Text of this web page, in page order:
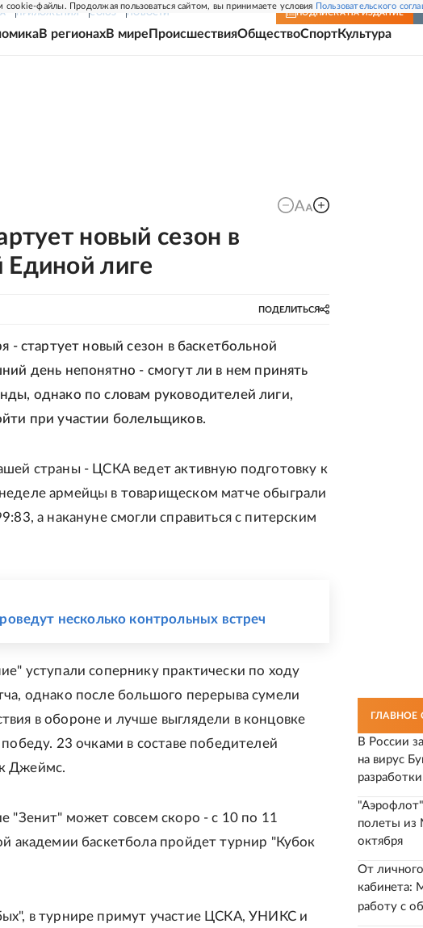
cookie-файлы. Продолжая пользоваться сайтом, вы принимаете условия Пользовательского
ПРИЛОЖЕНИЯ СОЮЗ НОВОСТИ ПОДПИСКА НА ИЗДАНИЕ
В регионахВ мире ПроисшествияОбществоСпортКультура
новый сезон в
Единой лиге
ПОДЕЛИТЬСЯ
- стартует новый сезон в баскетбольной
день непонятно - смогут ли в нем принять
однако по словам руководителей лиги,
при участии болельщиков.
страны - ЦСКА ведет активную подготовку к
армейцы в товарищеском матче обыграли
а накануне смогли справиться с питерским
несколько контрольных встреч
уступали сопернику практически по ходу
однако после большого перерыва сумели
в обороне и лучше выглядели в концовке
23 очками в составе победителей
Джеймс.
"Зенит" может совсем скоро - с 10 по 11
академии баскетбола пройдет турнир "Кубок
в турнире примут участие ЦСКА, УНИКС и
ГЛАВНОЕ
В России
на вирус
разработки
полеты из
октября
От
кабинета:
работу с